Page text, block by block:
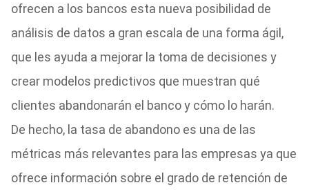
ofrecen a los bancos esta nueva posibilidad de
análisis de datos a gran escala de una forma ágil,
que les ayuda a mejorar la toma de decisiones y
crear modelos predictivos que muestran qué
clientes abandonarán el banco y cómo lo harán.
De hecho, la tasa de abandono es una de las
métricas más relevantes para las empresas ya que
ofrece información sobre el grado de retención de